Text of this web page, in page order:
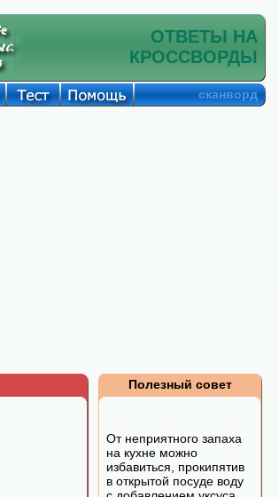
ОТВЕТЫ НА
КРОССВОРДЫ
сканворд
Полезный совет
От неприятного запаха
на кухне можно
избавиться, прокипятив
в открытой посуде воду